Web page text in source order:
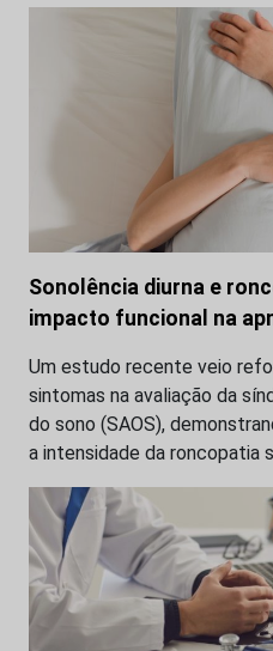
Sonolência diurna e
impacto funcional na
Um estudo recente veio
sintomas na avaliação da
do sono (SAOS),
a intensidade da roncopatia